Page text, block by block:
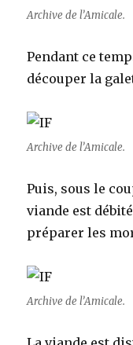
Archive de l’Amicale.
Pendant ce
découper la
Archive de l’Amicale.
Puis, sous le
viande est
préparer les
Archive de l’Amicale.